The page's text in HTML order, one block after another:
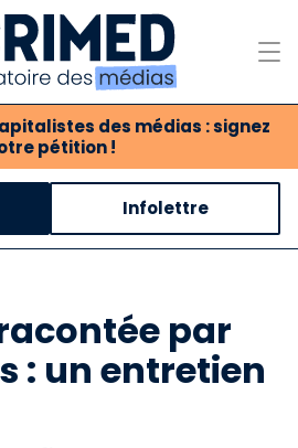
des médias : signez
pétition !
association
des médias
propositions
revue
Boutique
Infolettre
par
: un entretien